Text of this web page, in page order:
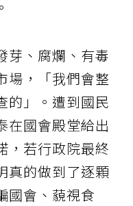
芽、腐爛、有毒
場，「我們會整
的」。遭到國民
在國會殿堂給出
，若行政院最終
真的做到了逐顆
國會、藐視食